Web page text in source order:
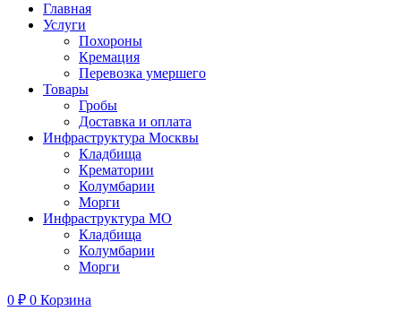
Главная
Услуги
Похороны
Кремация
Перевозка умершего
Товары
Гробы
Доставка и оплата
Инфраструктура Москвы
Кладбища
Крематории
Колумбарии
Морги
Инфраструктура МО
Кладбища
Колумбарии
Морги
0 ₽ 0 Корзина